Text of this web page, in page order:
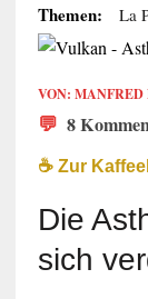
Themen: La
VON: MANFRED
💬 8
☕️ Zur
Die
sich